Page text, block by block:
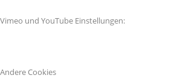
Vimeo und YouTube Einstellungen:
Andere Cookies